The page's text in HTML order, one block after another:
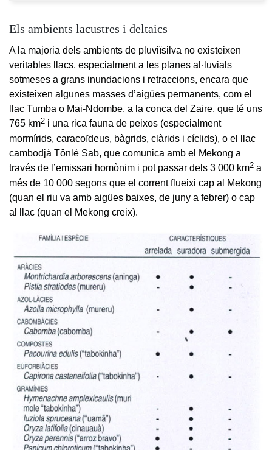
Els ambients lacustres i deltaics
A la majoria dels ambients de pluviïsilva no existeixen
veritables llacs, especialment a les planes al·luvials
sotmeses a grans inundacions i retraccions, encara que
existeixen algunes masses d’aigües permanents, com el
llac Tumba o Mai-Ndombe, a la conca del Zaire, que té uns
765 km2 i una rica fauna de peixos (especialment
mormírids, caracoïdeus, bàgrids, clàrids i cíclids), o el llac
cambodjà Tônlé Sab, que comunica amb el Mekong a
través de l’emissari homònim i pot passar dels 3 000 km2 a
més de 10 000 segons que el corrent flueixi cap al Mekong
(quan el riu va amb aigües baixes, de juny a febrer) o cap
al llac (quan el Mekong creix).